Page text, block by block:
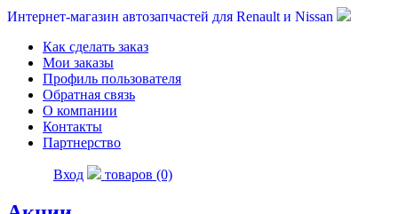
Интернет-магазин автозапчастей для Renault и Nissan
Как сделать заказ
Мои заказы
Профиль пользователя
Обратная связь
О компании
Контакты
Партнерство
Вход товаров (0)